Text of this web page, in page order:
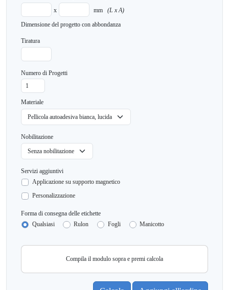
x
mm (L x A)
Dimensione del progetto con abbondanza
Tiratura
Numero di Progetti
Materiale
Nobilitazione
Servizi aggiuntivi
Applicazione su supporto magnetico
Personalizzazione
Forma di consegna delle etichette
Qualsiasi
Rulon Fogli Manicotto
Compila il modulo sopra e premi calcola